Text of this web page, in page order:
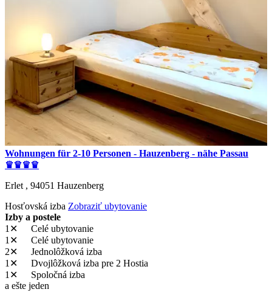
Wohnungen für 2-10 Personen - Hauzenberg - nähe Passau
♛♛♛♛
Erlet , 94051 Hauzenberg
Hosťovská izba Zobraziť ubytovanie
Izby a postele
1✕
Celé ubytovanie
1✕
Celé ubytovanie
2✕
Jednolôžková izba
1✕
Dvojlôžková izba pre 2 Hostia
1✕
Spoločná izba
a ešte jeden